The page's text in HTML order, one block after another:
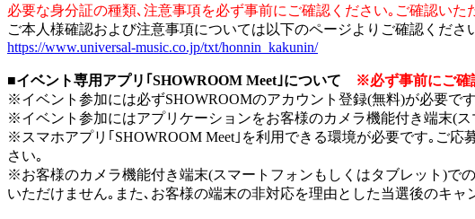
必要な身分証の種類､注意事項を必ず事前にご確認ください｡ご確認い
ご本人様確認および注意事項については以下のページよりご確認くださ
https://www.universal-music.co.jp/txt/honnin_kakunin/
■イベント専用アプリ｢SHOWROOM Meet｣について
※必ず事前にご確
※イベント参加には必ずSHOWROOMのアカウント登録(無料)が必要で
※イベント参加にはアプリケーションをお客様のカメラ機能付き端末(
※スマホアプリ｢SHOWROOM Meet｣を利用できる環境が必要です｡ご
さい｡
※お客様のカメラ機能付き端末(スマートフォンもしくはタブレット)で
いただけません｡また､お客様の端末の非対応を理由とした当選後のキ